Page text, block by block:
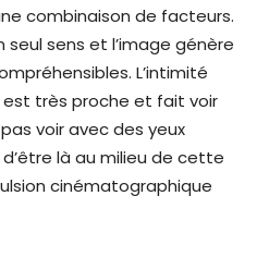
combinaison de facteurs.
seul sens et l’image génère
L’intimité
très proche et fait voir
voir avec des yeux
d’être là au milieu de cette
cinématographique